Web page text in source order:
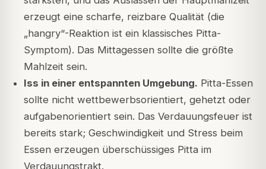
erzeugt eine scharfe, reizbare Qualität (die
„hangry“-Reaktion ist ein klassisches Pitta-
Symptom). Das Mittagessen sollte die größte
Mahlzeit sein.
Iss in einer entspannten Umgebung. Pitta-Essen
sollte nicht wettbewerbsorientiert, gehetzt oder
aufgabenorientiert sein. Das Verdauungsfeuer ist
bereits stark; Geschwindigkeit und Stress beim
Essen erzeugen überschüssiges Pitta im
Verdauungstrakt.